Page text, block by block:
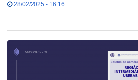
28/02/2025 - 16:16